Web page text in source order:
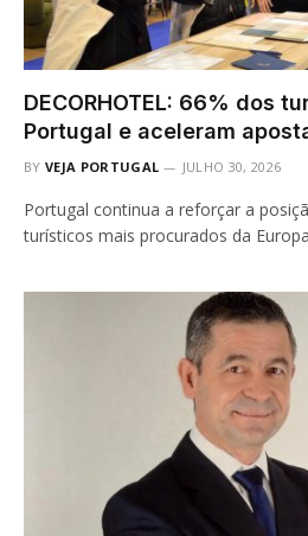
DECORHOTEL: 66% dos
Portugal e aceleram
BY VEJA PORTUGAL JULHO 30, 2026
Portugal continua a reforçar a
turísticos mais procurados da